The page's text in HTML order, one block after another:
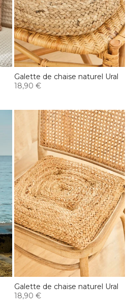
Galette de chaise naturel Ural
18,90 €
Galette de chaise naturel Ural
18,90 €